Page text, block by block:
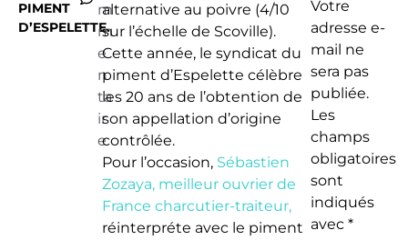
PIMENT
D’ESPELETTE.
m
m
e
n
ta
ir
e
alternative au poivre (4/10
sur l’échelle de Scoville).
Cette année, le syndicat du
piment d’Espelette célèbre
les 20 ans de l’obtention de
son appellation d’origine
contrôlée.
Pour l’occasion, Sébastien
Zozaya, meilleur ouvrier de
France charcutier-traiteur,
réinterpréte avec le piment
Votre
adresse e-
mail ne
sera pas
publiée.
Les
champs
obligatoires
sont
indiqués
avec *